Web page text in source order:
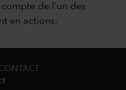
de l’un des
en actions.